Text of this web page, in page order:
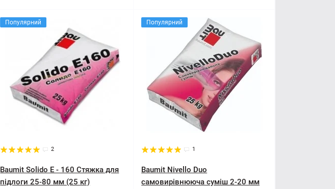
Популярний
2
Baumit Solido E - 160 Стяжка для
підлоги 25-80 мм (25 кг)
Популярний
1
Baumit Nivello Duo
самовирівнююча суміш 2-20 мм